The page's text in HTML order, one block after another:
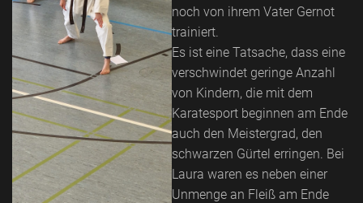
noch von ihrem Vater Gernot
trainiert.
Es ist eine Tatsache, dass eine
verschwindet geringe Anzahl
von Kindern, die mit dem
Karatesport beginnen am Ende
auch den Meistergrad, den
schwarzen Gürtel erringen. Bei
Laura waren es neben einer
Unmenge an Fleiß am Ende